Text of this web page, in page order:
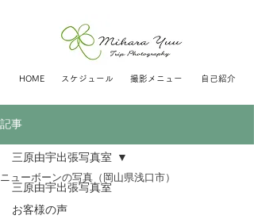
HOME スケジュール 撮影メニュー 自己紹介
記事
三原由宇出張写真室
お客様の声
三原由宇出張写真室
ニューボーンの写真（岡山県浅口市）